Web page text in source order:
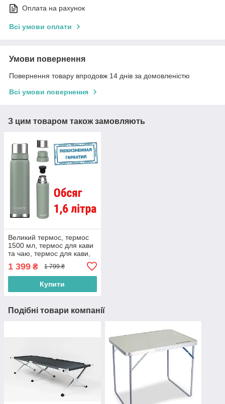
Оплата на рахунок
Всі умови оплати
Умови повернення
Повернення товару впродовж 14 днів за домовленістю
Всі умови повернення
З цим товаром також замовляють
Великий термос, термос
1500 мл, термос для кави
та чаю, термос для кави,
термос для чаю 1,6 літра,
термос металевий 1 5 л
1 399 ₴ 1 799 ₴
Купити
Подібні товари компанії